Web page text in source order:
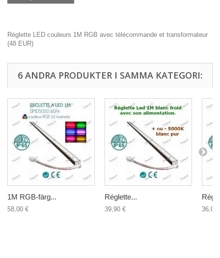
Réglette LED couleurs 1M RGB avec télécommande et transformateur
(48 EUR)
6 ANDRA PRODUKTER I SAMMA KATEGORI:
1M RGB-färg...
58,00 €
Réglette...
39,90 € 36,00